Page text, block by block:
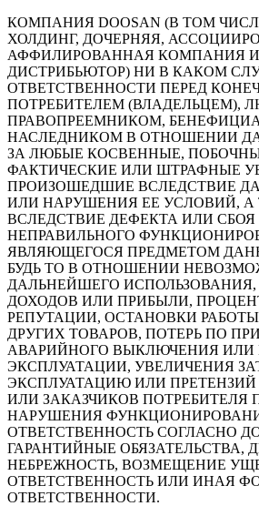
КОМПАНИЯ DOOSAN (В ТОМ
ХОЛДИНГ, ДОЧЕРНЯЯ,
АФФИЛИРОВАННАЯ КОМПАНИЯ
ДИСТРИБЬЮТОР) НИ В КАКОМ
ОТВЕТСТВЕННОСТИ ПЕРЕД
ПОТРЕБИТЕЛЕМ (ВЛАДЕЛЬЦЕМ),
ПРАВОПРЕЕМНИКОМ,
НАСЛЕДНИКОМ В ОТНОШЕНИИ
ЗА ЛЮБЫЕ КОСВЕННЫЕ,
ФАКТИЧЕСКИЕ ИЛИ ШТРАФНЫЕ
ПРОИЗОШЕДШИЕ ВСЛЕДСТВИЕ
ИЛИ НАРУШЕНИЯ ЕЕ УСЛОВИЙ, А
ВСЛЕДСТВИЕ ДЕФЕКТА ИЛИ СБОЯ
НЕПРАВИЛЬНОГО
ЯВЛЯЮЩЕГОСЯ ПРЕДМЕТОМ
БУДЬ ТО В ОТНОШЕНИИ
ДАЛЬНЕЙШЕГО
ДОХОДОВ ИЛИ ПРИБЫЛИ,
РЕПУТАЦИИ, ОСТАНОВКИ
ДРУГИХ ТОВАРОВ, ПОТЕРЬ ПО
АВАРИЙНОГО ВЫКЛЮЧЕНИЯ
ЭКСПЛУАТАЦИИ, УВЕЛИЧЕНИЯ
ЭКСПЛУАТАЦИЮ ИЛИ ПРЕТЕНЗИЙ
ИЛИ ЗАКАЗЧИКОВ ПОТРЕБИТЕЛЯ
НАРУШЕНИЯ
ОТВЕТСТВЕННОСТЬ СОГЛАСНО
ГАРАНТИЙНЫЕ ОБЯЗАТЕЛЬСТВА,
НЕБРЕЖНОСТЬ, ВОЗМЕЩЕНИЕ
ОТВЕТСТВЕННОСТЬ ИЛИ ИНАЯ
ОТВЕТСТВЕННОСТИ.